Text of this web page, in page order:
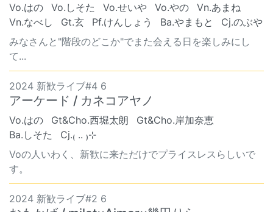
Vo.はの
Vo.しそた Vo.せいや Vo.やの
Vn.あまね
Vn.なべし
Gt.玄 Pf.けんしょう Ba.やまもと
Cj.のぶや
みなさんと"階段のどこか"でまた会える日を楽しみにし
て...
2024 新歓ライブ#4 6
アーケード / カネコアヤノ
Vo.はの Gt&Cho.西堀太朗
Gt&Cho.岸加奈恵
Ba.しそた
Cj.₍ .. ₎⊹
Voの人いわく、新歓に来ただけでプライスレスらしいで
す。
2024 新歓ライブ#2 6